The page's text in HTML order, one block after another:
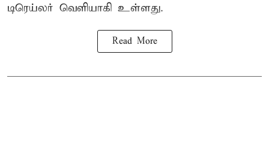
டிரெய்லர் வெளியாகி உள்ளது.
Read More